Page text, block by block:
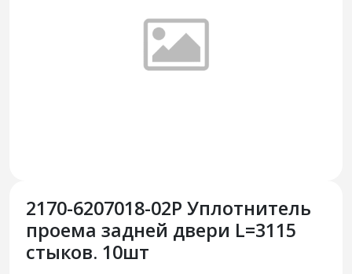
2170-6207018-02Р Уплотнитель
проема задней двери L=3115
стыков. 10шт